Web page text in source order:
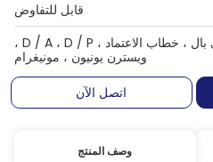
قابل للتفاوض
T / T ، باي بال ، خطاب الاعتماد ، D / A ، D / P ،
ويسترن يونيون ، مونيغرام
اتصل الآن
وصف المنتج